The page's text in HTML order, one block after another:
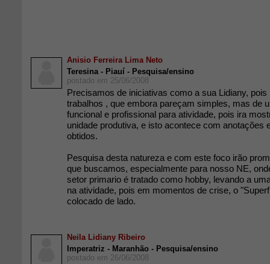
Anisio Ferreira Lima Neto
Teresina - Piauí - Pesquisa/ensino
postado em 25/06/2008
Precisamos de iniciativas como a sua Lidiany,
trabalhos , que embora pareçam simples, mas de
funcional e profissional para atividade, pois ira
unidade produtiva, e isto acontece com anotações
obtidos.
Pesquisa desta natureza e com este foco irão
que buscamos, especialmente para nosso NE,
setor primario é tratado como hobby, levando a
na atividade, pois em momentos de crise, o
colocado de lado.
Neila Lidiany Ribeiro
Imperatriz - Maranhão - Pesquisa/ensino
postado em 26/06/2008